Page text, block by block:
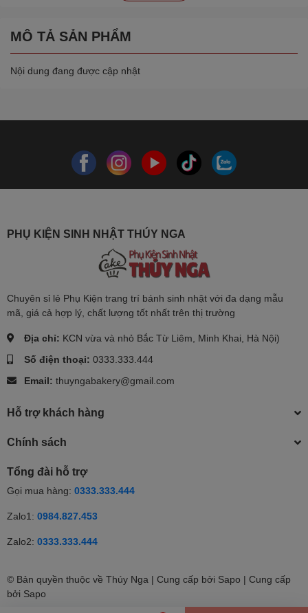
MÔ TẢ SẢN PHẨM
Nội dung đang được cập nhật
PHỤ KIỆN SINH NHẬT THÚY NGA
Chuyên sỉ lẻ Phụ Kiện trang trí bánh sinh nhật với đa dạng mẫu
mã, giá cả hợp lý, chất lượng tốt nhất trên thị trường
Địa chỉ: KCN vừa và nhỏ Bắc Từ Liêm, Minh Khai, Hà Nội)
Số điện thoại: 0333.333.444
Email: thuyngabakery@gmail.com
Hỗ trợ khách hàng
Chính sách
Tổng đài hỗ trợ
Gọi mua hàng: 0333.333.444
Zalo1: 0984.827.453
Zalo2: 0333.333.444
© Bản quyền thuộc về Thúy Nga | Cung cấp bởi Sapo | Cung cấp
bởi Sapo